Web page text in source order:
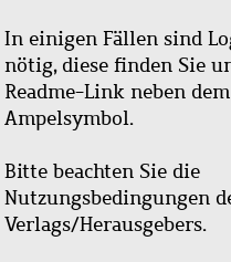
In einigen Fällen sind
nötig, diese finden Sie
Readme-Link neben dem
Ampelsymbol.
Bitte beachten Sie die
Nutzungsbedingungen
Verlags/Herausgebers.